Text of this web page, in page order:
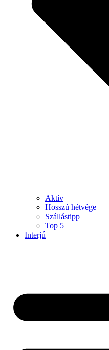
Aktív
Hosszú hétvége
Szállástipp
Top 5
Interjú